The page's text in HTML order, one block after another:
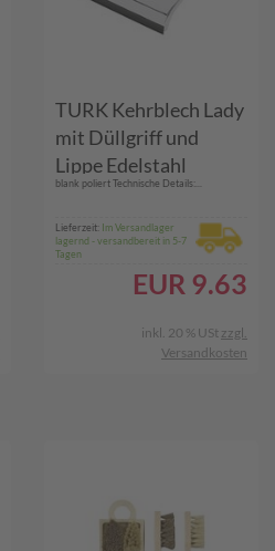
TURK Kehrblech Lady
mit Düllgriff und
Lippe Edelstahl
blank poliert Technische Details:...
Lieferzeit: Im Versandlager
lagernd - versandbereit in 5-7
Tagen
EUR 9.63
inkl. 20 % USt zzgl.
Versandkosten